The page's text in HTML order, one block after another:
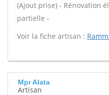
(Ajout prise) - Rénovation
partielle -
Voir la fiche artisan :
Mpr Alata
Artisan